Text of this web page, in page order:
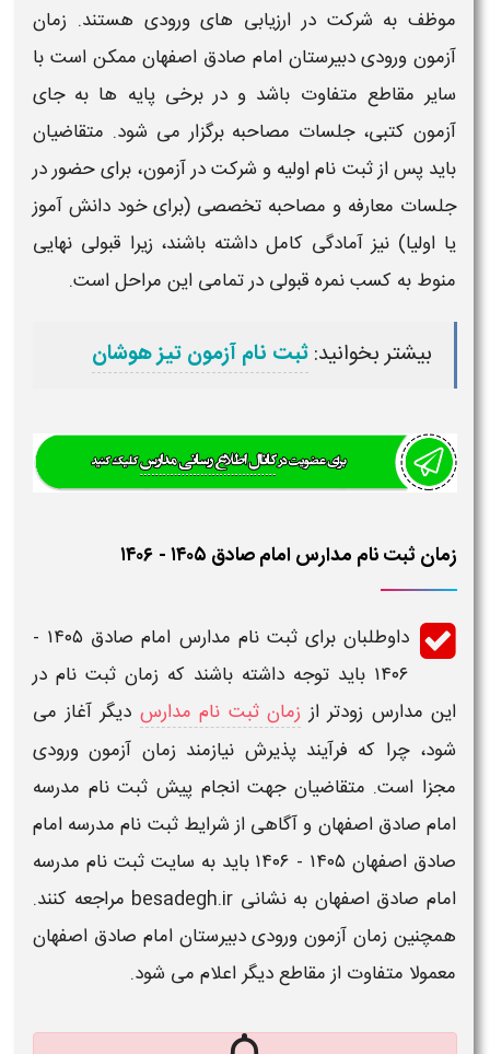
موظف به شرکت در ارزیابی های ورودی هستند. زمان
آزمون ورودی دبیرستان امام صادق اصفهان ممکن است با
سایر مقاطع متفاوت باشد و در برخی پایه ها به جای
آزمون کتبی، جلسات مصاحبه برگزار می شود. متقاضیان
باید پس از ثبت نام اولیه و شرکت در آزمون، برای حضور در
جلسات معارفه و مصاحبه تخصصی (برای خود دانش آموز
یا اولیا) نیز آمادگی کامل داشته باشند، زیرا قبولی نهایی
منوط به کسب نمره قبولی در تمامی این مراحل است.
بیشتر بخوانید:ثبت نام آزمون تیز هوشان
زمان ثبت نام مدارس امام صادق ۱۴۰۵ - ۱۴۰۶
داوطلبان برای
ثبت نام مدارس امام صادق ۱۴۰۵ -
۱۴۰۶ باید توجه داشته باشند که زمان ثبت نام در
این مدارس زودتر از زمان ثبت نام مدارس دیگر آغاز می
شود، چرا که فرآیند پذیرش نیازمند زمان آزمون ورودی
مجزا است. متقاضیان جهت انجامپیش ثبت نام مدرسه
امام صادق اصفهان و آگاهی از شرایط ثبت نام مدرسه امام
صادق اصفهان ۱۴۰۵ - ۱۴۰۶
باید به سایت ثبت نام مدرسه
امام صادق اصفهان
به نشانی besadegh.ir مراجعه کنند.
همچنین زمان آزمون ورودی دبیرستان امام صادق اصفهان
معمولا متفاوت از مقاطع دیگر اعلام می شود.